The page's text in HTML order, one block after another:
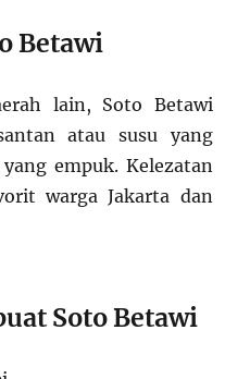
Betawi
lain, Soto Betawi
atau susu yang
empuk. Kelezatan
warga Jakarta dan
Soto Betawi